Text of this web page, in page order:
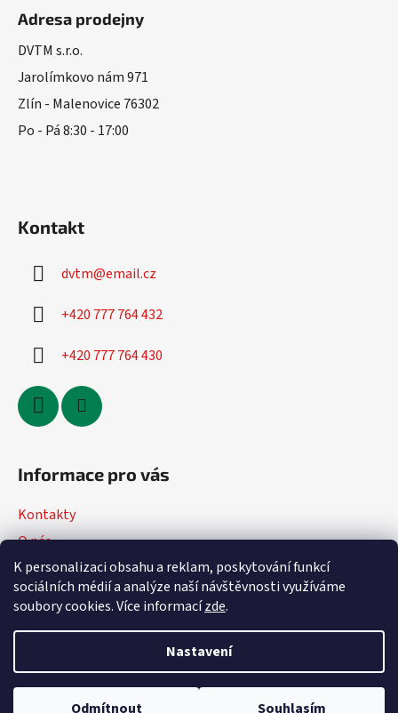
K personalizaci obsahu a reklam, poskytování funkcí
sociálních médií a analýze naší návštěvnosti využíváme
soubory cookies. Více informacízde.
Nastavení
Odmítnout Souhlasím
Adresa prodejny
DVTM s.r.o.
Jarolímkovo nám 971
Zlín - Malenovice 76302
Po - Pá 8:30 - 17:00
Kontakt
dvtm@email.cz
+420 777 764 432
+420 777 764 430
Informace pro vás
Kontakty
O nás
Jak nakupovat
Obchodní podmínky
Vytvořil Shoptet